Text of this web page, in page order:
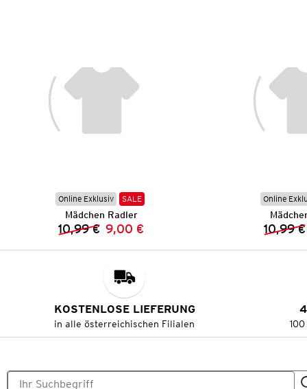
Online Exklusiv SALE
Mädchen Radler
Vorheriger Preis:
10,99 € Neuer Preis:
9,00 €
Online
10,99 €
KOSTENLOSE LIEFERUNG
in alle österreichischen Filialen